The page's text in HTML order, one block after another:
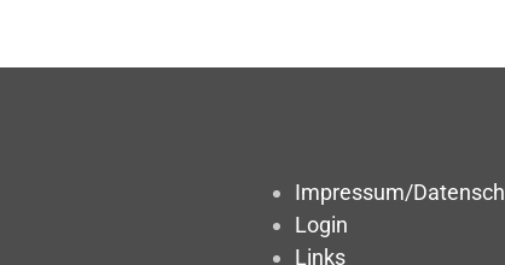
Impressum/
Login
Links